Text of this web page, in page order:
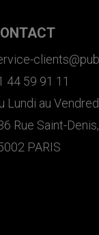
44 59 91 11
Lundi au
Rue Saint-Denis,
PARIS